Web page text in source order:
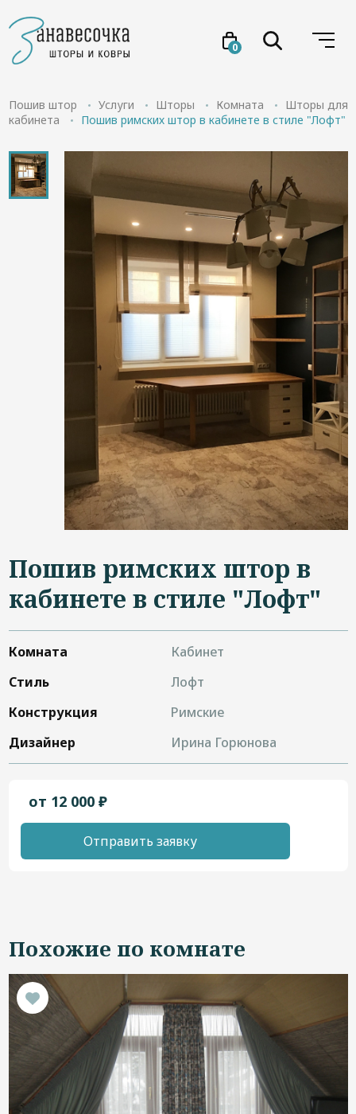
0
Услуги
Товары
Акции
Проекты
О нас
Отзывы
Дизайнерам
+7 (4822) 453-534
Пошив штор Услуги Шторы Комната
Шторы для
кабинета
Пошив римских штор в кабинете в стиле "Лофт"
Пошив римских штор в
кабинете в стиле "Лофт"
Комната
Кабинет
Стиль
Лофт
Конструкция
Римские
Дизайнер
Ирина Горюнова
от 12 000 ₽
Отправить заявку
Похожие по комнате